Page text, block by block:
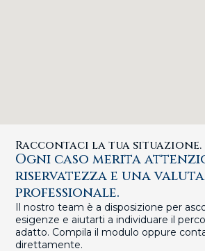
Raccontaci la tua situazione.
Ogni caso merita
riservatezza e una
professionale.
Il nostro team è a disposizione per
esigenze e aiutarti a individuare il
adatto. Compila il modulo oppure
direttamente.